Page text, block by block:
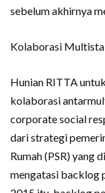
sebelum akhirnya
Kolaborasi
Hunian RITTA
kolaborasi
corporate social
dari strategi
Rumah (PSR) yang
mengatasi backlog